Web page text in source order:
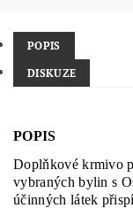
POPIS
DISKUZE
POPIS
Doplňkové krmivo
vybraných bylin s
účinných látek